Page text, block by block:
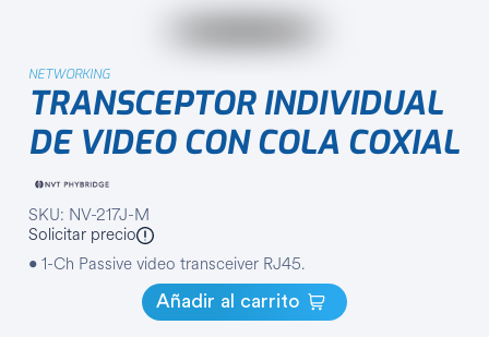
NETWORKING
TRANSCEPTOR INDIVIDUAL
DE VIDEO CON COLA COXIAL
SKU: NV-217J-M
Solicitar precio
• 1-Ch Passive video transceiver RJ45.
Añadir al carrito